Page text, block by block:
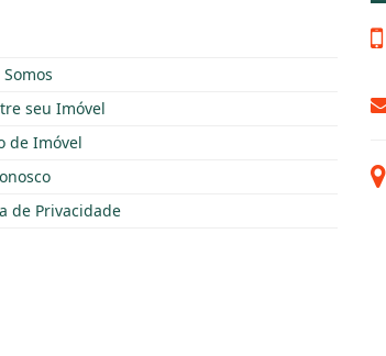
seu Imóvel
de Imóvel
de Privacidade